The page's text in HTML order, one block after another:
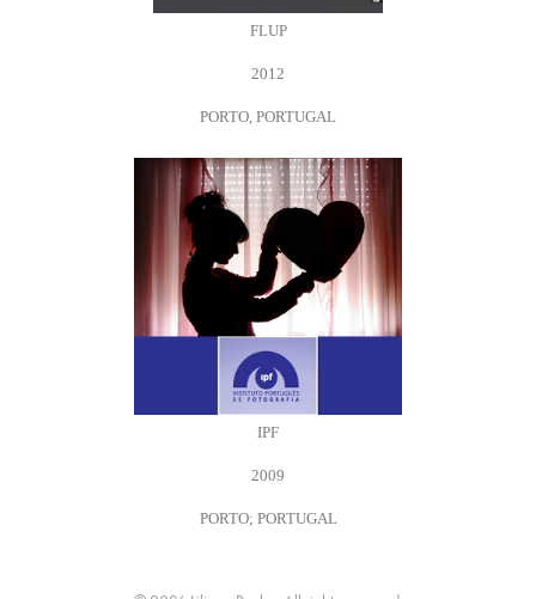
FLUP
2012
PORTO, PORTUGAL
IPF
2009
PORTO; PORTUGAL